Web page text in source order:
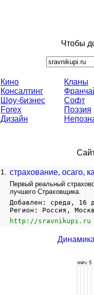
Чтобы
Кино
Консалтинг
Шоу-бизнес
Forex
Дизайн
Кланы
Софт
Поэзия
1. страхование, осаго,
Первый реальный
лучшего Страховщика.
Добавлен: среда, 16
Регион: Россия,
http://sravnikupi.ru